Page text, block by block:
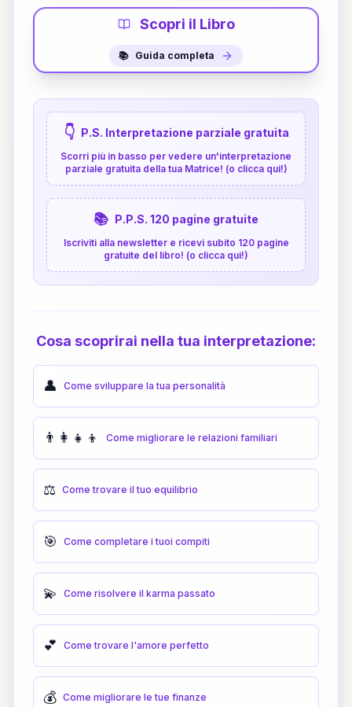
Scopri il Libro
📚 Guida completa
👇 P.S. Interpretazione parziale gratuita
Scorri più in basso per vedere un'interpretazione
parziale gratuita della tua Matrice! (o clicca qui!)
📚 P.P.S. 120 pagine gratuite
Iscriviti alla newsletter e ricevi subito 120 pagine
gratuite del libro! (o clicca qui!)
Cosa scoprirai nella tua interpretazione:
👤 Come sviluppare la tua personalità
👨‍👩‍👧‍👦 Come migliorare le relazioni familiari
⚖️ Come trovare il tuo equilibrio
🎯 Come completare i tuoi compiti
💫 Come risolvere il karma passato
💕 Come trovare l'amore perfetto
💰 Come migliorare le tue finanze